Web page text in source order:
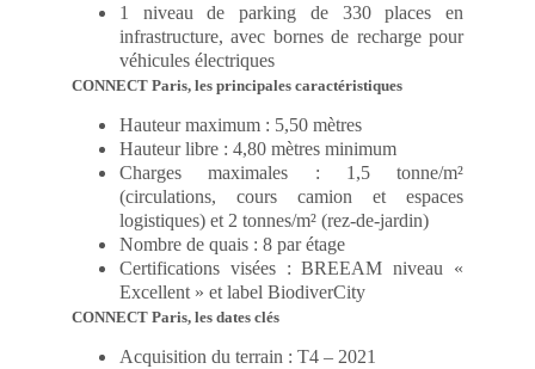
1 niveau de parking de 330 places en
infrastructure, avec bornes de recharge pour
véhicules électriques
CONNECT Paris, les principales caractéristiques
Hauteur maximum : 5,50 mètres
Hauteur libre : 4,80 mètres minimum
Charges maximales : 1,5 tonne/m²
(circulations, cours camion et espaces
logistiques) et 2 tonnes/m² (rez-de-jardin)
Nombre de quais : 8 par étage
Certifications visées : BREEAM niveau «
Excellent » et label BiodiverCity
CONNECT Paris, les dates clés
Acquisition du terrain : T4 – 2021